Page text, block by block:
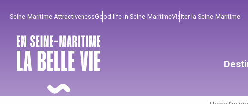
principal
Seine-Maritime AttractivenessGood life in Seine-MaritimeVisiter la Seine-Maritime